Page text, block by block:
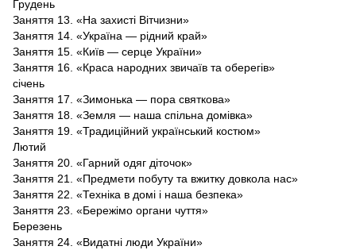
Грудень
Заняття 13. «На захисті Вітчизни»
Заняття 14. «Україна — рідний край»
Заняття 15. «Київ — серце України»
Заняття 16. «Краса народних звичаїв та оберегів»
січень
Заняття 17. «Зимонька — пора святкова»
Заняття 18. «Земля — наша спільна домівка»
Заняття 19. «Традиційний український костюм»
Лютий
Заняття 20. «Гарний одяг діточок»
Заняття 21. «Предмети побуту та вжитку довкола нас»
Заняття 22. «Техніка в домі і наша безпека»
Заняття 23. «Бережімо органи чуття»
Березень
Заняття 24. «Видатні люди України»